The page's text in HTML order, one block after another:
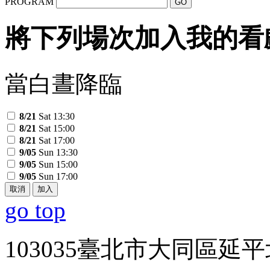
GO
將下列場次加入我的
當白晝降臨
8/21 Sat 13:30
8/21 Sat 15:00
8/21 Sat 17:00
9/05 Sun 13:30
9/05 Sun 15:00
9/05 Sun 17:00
取消 加入
go top
103035臺北市大同區延